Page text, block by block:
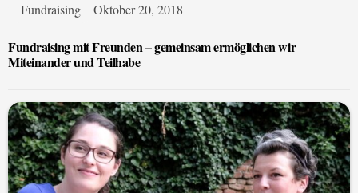
Fundraising Oktober 20, 2018
Fundraising mit Freunden – gemeinsam ermöglichen wir
Miteinander und Teilhabe